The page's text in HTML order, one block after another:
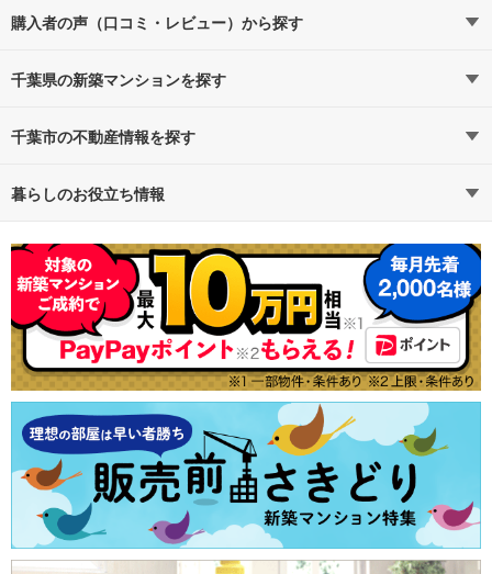
本千葉（3）
総武線
総武線すべての駅（16）
幕張本郷（2）
総武本線
総武本線すべての駅 （13）
東千葉（1）
京葉線
京葉線すべての駅（6）
千葉みなと（2） 海浜幕張 （1）
8,000万円以下（17） 1億円以上（2）
3LDK（19） 4LDK以上（6）
駅近・駅徒歩5分以内
タワーマンション・高層マンション
ハイグレード・高級マンション
即入居可能
一人暮らし、DINKS
広さ100m²以上
大規模マンション
駐車場100％完備
エコマンション
南向きのマンション
購入者の声（口コミ・レビュー）から探す
政令指定都市
千葉市
千葉県の新築マンションを探す
路線・駅から探す
通勤時間から探す
不動産会社から探す 地図から探す
特集から探す テーマから探す
ランキングから探す 購入者の声から探す
千葉市の不動産情報を探す
不動産・住宅
新築マンション 中古マンション
新築一戸建て 中古一戸建て
注文住宅 土地
売却査定
暮らしのお役立ち情報
マンションカタログ 教えて！住まいの先生